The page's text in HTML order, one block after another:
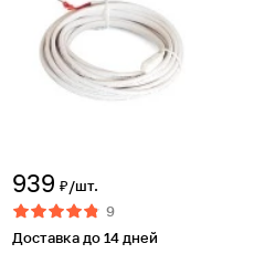
939 ₽/шт.
9
Доставка до 14 дней